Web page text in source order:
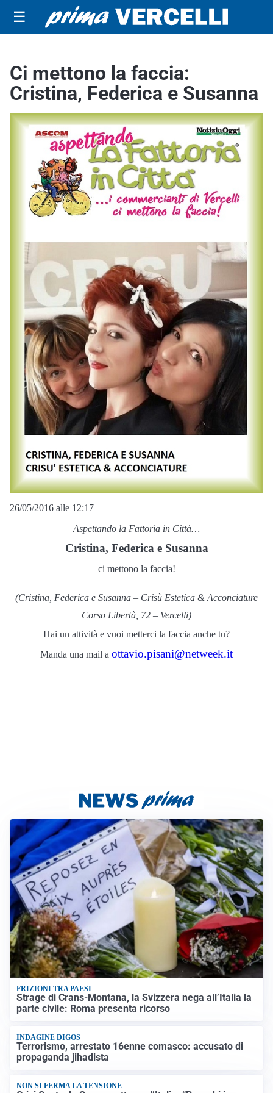
☰
Ci mettono la faccia:
Cristina, Federica e Susanna
26/05/2016 alle 12:17
Aspettando la Fattoria in Città…
Cristina, Federica e Susanna
ci mettono la faccia!
(Cristina, Federica e Susanna – Crisù Estetica & Acconciature
Corso Libertà, 72 – Vercelli)
Hai un attività e vuoi metterci la faccia anche tu?
Manda una mail a ottavio.pisani@netweek.it
FRIZIONI TRA PAESI
Strage di Crans-Montana, la Svizzera nega all’Italia la
parte civile: Roma presenta ricorso
INDAGINE DIGOS
Terrorismo, arrestato 16enne comasco: accusato di
propaganda jihadista
NON SI FERMA LA TENSIONE